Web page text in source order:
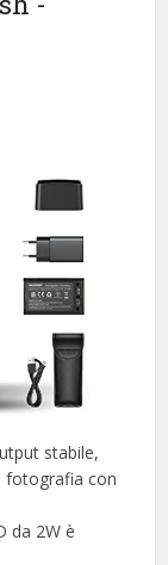
stabile,
fotografia con
da 2W è